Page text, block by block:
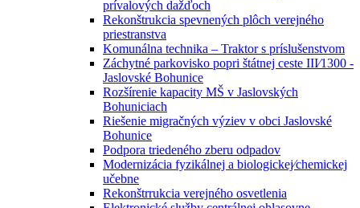
prívalových dažďoch
Rekonštrukcia spevnených plôch verejného
priestranstva
Komunálna technika – Traktor s príslušenstvom
Záchytné parkovisko popri štátnej ceste III⁄1300 -
Jaslovské Bohunice
Rozšírenie kapacity MŠ v Jaslovských
Bohuniciach
Riešenie migračných výziev v obci Jaslovské
Bohunice
Podpora triedeného zberu odpadov
Modernizácia fyzikálnej a biologickej⁄chemickej
učebne
Rekonštrrukcia verejného osvetlenia